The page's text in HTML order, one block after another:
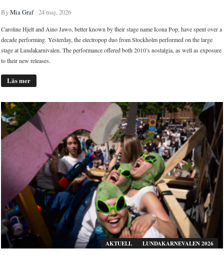
ByMia Graf 24 maj, 2026
Caroline Hjelt and Aino Jawo, better known by their stage name Icona Pop, have spent over a
decade performing. Yesterday, the electropop duo from Stockholm performed on the large
stage at Lundakarnivalen. The performance offered both 2010’s nostalgia, as well as exposure
to their new releases.
Läs mer
AKTUELL LUNDAKARNEVALEN 2026